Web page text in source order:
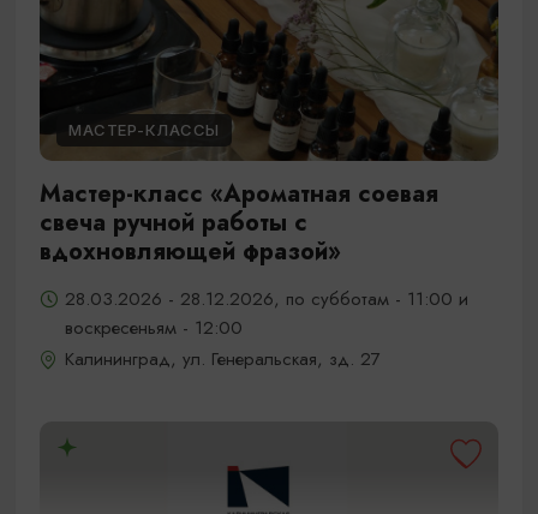
МАСТЕР-КЛАССЫ
Мастер-класс «Ароматная соевая
свеча ручной работы с
вдохновляющей фразой»
28.03.2026 - 28.12.2026, по субботам - 11:00 и
воскресеньям - 12:00
Калининград, ул. Генеральская, зд. 27